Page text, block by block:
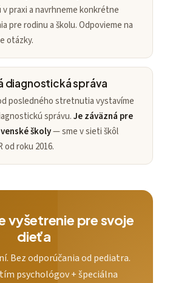
v praxi a navrhneme konkrétne
pre rodinu a školu. Odpovieme na
otázky.
diagnostická správa
posledného stretnutia vystavíme
správu.Je záväzná pre
školy— sme v sieti škôl
od roku 2016.
vyšetrenie pre svoje
dieťa
Bez odporúčania od pediatra.
psychológov + špeciálna